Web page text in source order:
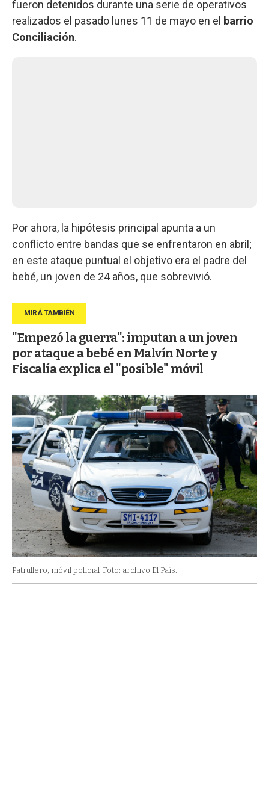
fueron detenidos durante una serie de operativos
realizados el pasado lunes 11 de mayo en el barrio
Conciliación.
Por ahora, la hipótesis principal apunta a un
conflicto entre bandas que se enfrentaron en abril;
en este ataque puntual el objetivo era el padre del
bebé, un joven de 24 años, que sobrevivió.
"Empezó la guerra": imputan a un joven
por ataque a bebé en Malvín Norte y
Fiscalía explica el "posible" móvil
Patrullero, móvil policial Foto: archivo El País.